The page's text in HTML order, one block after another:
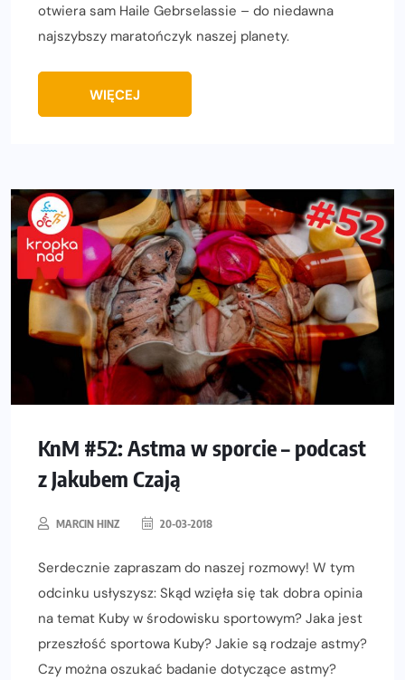
otwiera sam Haile Gebrselassie – do niedawna
najszybszy maratończyk naszej planety.
WIĘCEJ
KnM #52: Astma w sporcie – podcast
z Jakubem Czają
MARCIN HINZ 20-03-2018
Serdecznie zapraszam do naszej rozmowy! W tym
odcinku usłyszysz: Skąd wzięła się tak dobra opinia
na temat Kuby w środowisku sportowym? Jaka jest
przeszłość sportowa Kuby? Jakie są rodzaje astmy?
Czy można oszukać badanie dotyczące astmy?